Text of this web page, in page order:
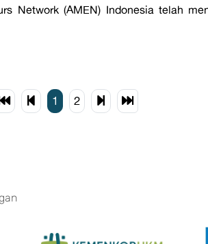
Network (AMEN) Indonesia telah
1 2